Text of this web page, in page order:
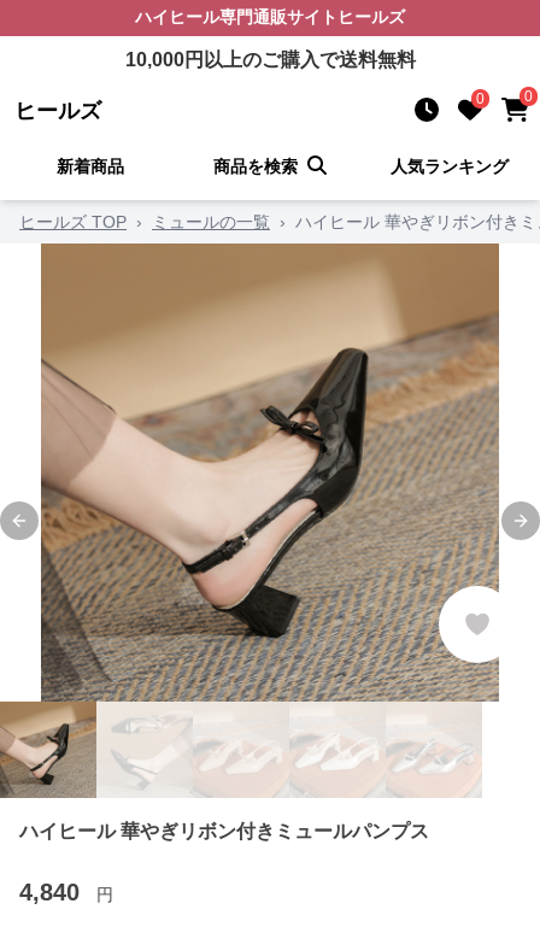
ハイヒール専門通販サイト ヒールズ
10,000円以上のご購入で送料無料
ヒールズ 0 0
新着商品 商品を検索 人気ランキング
ヒールズ TOP › ミュールの一覧 › ハイヒール 華やぎリボン付き
Previous slide
ハイヒール 華やぎリボン付きミュールパンプス
4,840 円